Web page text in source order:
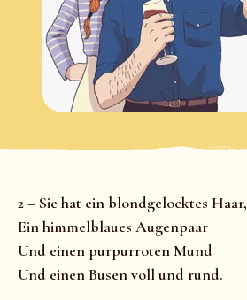
2 – Sie hat ein blondgelocktes Haar,
Ein himmelblaues Augenpaar
Und einen purpurroten Mund
Und einen Busen voll und rund.